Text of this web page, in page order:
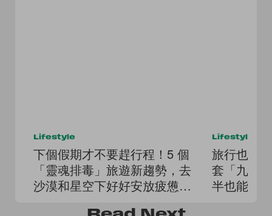
Lifestyle
下個假期才不要趕行程！5 個
「靈魂排毒」旅遊新趨勢，去
沙漠和星空下好好安放疲憊的
Lifestyle
旅行也想
套「九宮
半也能時